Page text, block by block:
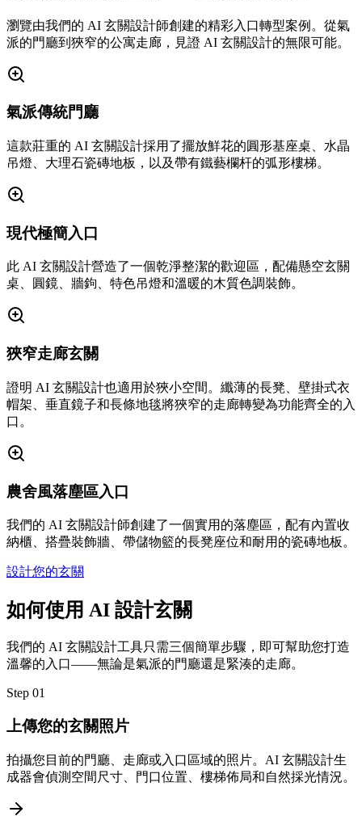
瀏覽由我們的 AI 玄關設計師創建的精彩入口轉型案例。從氣
派的門廳到狹窄的公寓走廊，見證 AI 玄關設計的無限可能。
氣派傳統門廳
這款莊重的 AI 玄關設計採用了擺放鮮花的圓形基座桌、水晶
吊燈、大理石瓷磚地板，以及帶有鐵藝欄杆的弧形樓梯。
現代極簡入口
此 AI 玄關設計營造了一個乾淨整潔的歡迎區，配備懸空玄關
桌、圓鏡、牆鉤、特色吊燈和溫暖的木質色調裝飾。
狹窄走廊玄關
證明 AI 玄關設計也適用於狹小空間。纖薄的長凳、壁掛式衣
帽架、垂直鏡子和長條地毯將狹窄的走廊轉變為功能齊全的入
口。
農舍風落塵區入口
我們的 AI 玄關設計師創建了一個實用的落塵區，配有內置收
納櫃、搭疊裝飾牆、帶儲物籃的長凳座位和耐用的瓷磚地板。
設計您的玄關
如何使用 AI 設計玄關
我們的 AI 玄關設計工具只需三個簡單步驟，即可幫助您打造
溫馨的入口——無論是氣派的門廳還是緊湊的走廊。
Step 01
上傳您的玄關照片
拍攝您目前的門廳、走廊或入口區域的照片。AI 玄關設計生
成器會偵測空間尺寸、門口位置、樓梯佈局和自然採光情況。